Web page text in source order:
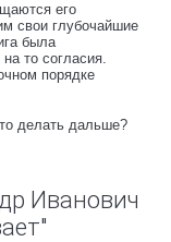
его
свои глубочайшие
была
то согласия.
порядке
делать дальше?
Иванович